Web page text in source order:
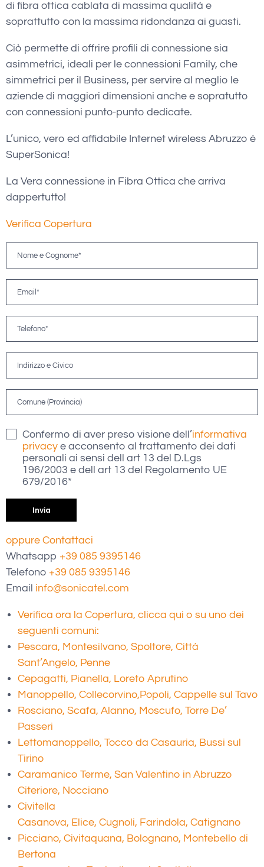
di fibra ottica cablata di massima qualità e
soprattutto con la massima ridondanza ai guasti.
Ciò permette di offrire profili di connessione sia
asimmetrici, ideali per le connessioni Family, che
simmetrici per il Business, per servire al meglio le
aziende di maggiori dimensioni anche e sopratutto
con connessioni punto-punto dedicate.
L’unico, vero ed affidabile Internet wireless Abruzzo è
SuperSonica!
La Vera connessione in Fibra Ottica che arriva
dappertutto!
Verifica Copertura
Confermo di aver preso visione dell’informativa
privacy e acconsento al trattamento dei dati
personali ai sensi dell art 13 del D.Lgs
196/2003 e dell art 13 del Regolamento UE
679/2016*
oppure Contattaci
Whatsapp +39 085 9395146
Telefono +39 085 9395146
Email info@sonicatel.com
Verifica ora la Copertura, clicca qui o su uno dei
seguenti comuni:
Pescara, Montesilvano, Spoltore, Città
Sant’Angelo, Penne
Cepagatti, Pianella, Loreto Aprutino
Manoppello, Collecorvino,Popoli, Cappelle sul Tavo
Rosciano, Scafa, Alanno, Moscufo, Torre De’
Passeri
Lettomanoppello, Tocco da Casauria, Bussi sul
Tirino
Caramanico Terme, San Valentino in Abruzzo
Citeriore, Nocciano
Civitella
Casanova, Elice, Cugnoli, Farindola, Catignano
Picciano, Civitaquana, Bolognano, Montebello di
Bertona